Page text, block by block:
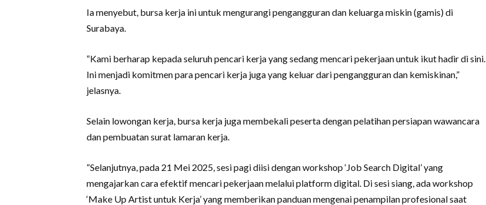
Ia menyebut, bursa kerja ini untuk mengurangi pengangguran dan keluarga miskin (gamis) di
Surabaya.
“Kami berharap kepada seluruh pencari kerja yang sedang mencari pekerjaan untuk ikut hadir di sini.
Ini menjadi komitmen para pencari kerja juga yang keluar dari pengangguran dan kemiskinan,”
jelasnya.
Selain lowongan kerja, bursa kerja juga membekali peserta dengan pelatihan persiapan wawancara
dan pembuatan surat lamaran kerja.
“Selanjutnya, pada 21 Mei 2025, sesi pagi diisi dengan workshop ‘Job Search Digital’ yang
mengajarkan cara efektif mencari pekerjaan melalui platform digital. Di sesi siang, ada workshop
‘Make Up Artist untuk Kerja’ yang memberikan panduan mengenai penampilan profesional saat